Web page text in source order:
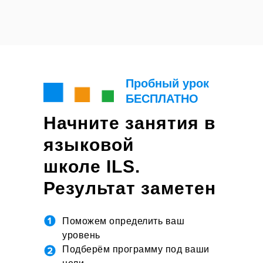
Начните занятия в
языковой
школе ILS.
Результат заметен
уже на первом
занятии
Пробный урок
БЕСПЛАТНО
Поможем определить ваш
уровень
Подберём программу под ваши